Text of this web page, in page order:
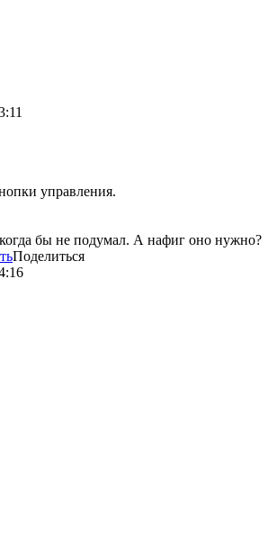
управления.
бы не подумал. А нафиг оно нужно?
Поделиться